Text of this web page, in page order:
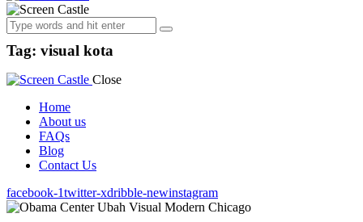
Tag: visual kota
Close
Home
About us
FAQs
Blog
Contact Us
facebook-1twitter-xdribble-newinstagram